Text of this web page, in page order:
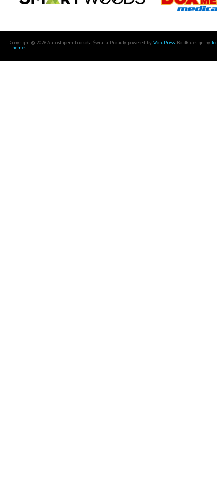
Copyright © 2026 Autostopem Dookoła Świata. Proudly powered by WordPress. BoldR design by
Themes.